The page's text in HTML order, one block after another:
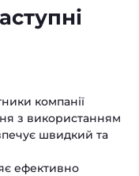
компанії
з використанням
швидкий та
ефективно